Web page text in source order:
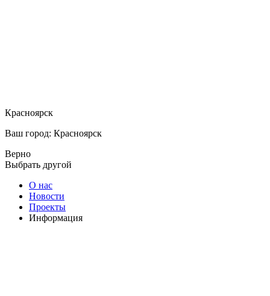
Красноярск
Ваш город: Красноярск
Верно
Выбрать другой
О нас
Новости
Проекты
Информация